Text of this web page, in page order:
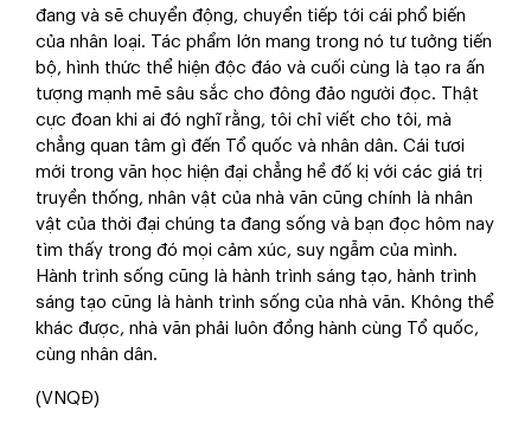
đang và sẽ chuyển động, chuyển tiếp tới cái phổ biến
của nhân loại. Tác phẩm lớn mang trong nó tư tưởng tiến
bộ, hình thức thể hiện độc đáo và cuối cùng là tạo ra ấn
tượng mạnh mẽ sâu sắc cho đông đảo người đọc. Thật
cực đoan khi ai đó nghĩ rằng, tôi chỉ viết cho tôi, mà
chẳng quan tâm gì đến Tổ quốc và nhân dân. Cái tươi
mới trong văn học hiện đại chẳng hề đố kị với các giá trị
truyền thống, nhân vật của nhà văn cũng chính là nhân
vật của thời đại chúng ta đang sống và bạn đọc hôm nay
tìm thấy trong đó mọi cảm xúc, suy ngẫm của mình.
Hành trình sống cũng là hành trình sáng tạo, hành trình
sáng tạo cũng là hành trình sống của nhà văn. Không thể
khác được, nhà văn phải luôn đồng hành cùng Tổ quốc,
cùng nhân dân.
(VNQĐ)